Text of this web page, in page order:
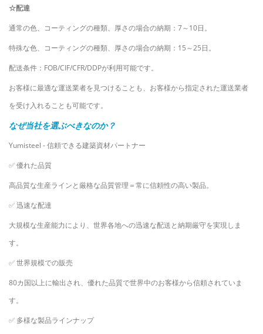
☆配達
通常の色、コーティングの種類、厚さの場合の納期：7～10日。
特殊な色、コーティングの種類、厚さの場合の納期：15～25日。
配送条件：FOB/CIF/CFR/DDPが利用可能です。
お客様に最適な運送業者を見つけることも、お客様から指定された運送業者
を受け入れることも可能です。
なぜ当社を選ぶべきなのか？
Yumisteel - 信頼できる建築資材パートナー
✅優れた品質
高品質な生産ラインと厳格な品質管理＝常に信頼性の高い製品。
✅迅速な配達
大規模な生産能力により、世界各地への迅速な配送と納期厳守を実現しま
す。
✅世界規模での販売
80カ国以上に輸出され、優れた品質で世界中のお客様から信頼されていま
す。
✅ 多様な製品ラインナップ